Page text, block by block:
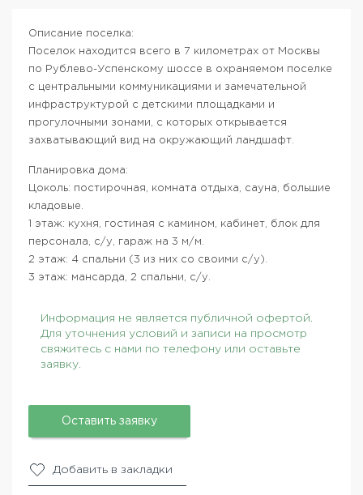
Описание поселка:
Поселок находится всего в 7 километрах от Москвы
по Рублево-Успенскому шоссе в охраняемом поселке
с центральными коммуникациями и замечательной
инфраструктурой с детскими площадками и
прогулочными зонами, с которых открывается
захватывающий вид на окружающий ландшафт.
Планировка дома:
Цоколь: постирочная, комната отдыха, сауна, большие
кладовые.
1 этаж: кухня, гостиная с камином, кабинет, блок для
персонала, с/у, гараж на 3 м/м.
2 этаж: 4 спальни (3 из них со своими с/у).
3 этаж: мансарда, 2 спальни, с/у.
Информация не является публичной офертой.
Для уточнения условий и записи на просмотр
свяжитесь с нами по телефону или оставьте
заявку.
Оставить заявку
Добавить в закладки